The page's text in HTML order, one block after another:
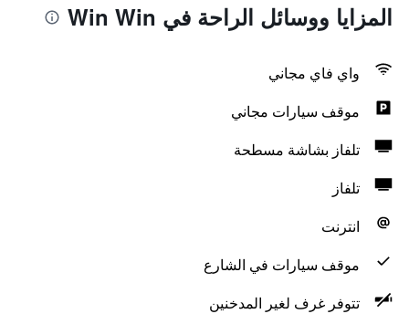
المزايا ووسائل الراحة في Win Win
واي فاي مجاني
موقف سيارات مجاني
تلفاز بشاشة مسطحة
تلفاز
انترنت
موقف سيارات في الشارع
تتوفر غرف لغير المدخنين